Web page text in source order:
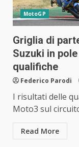
MotoGP
Griglia di
Suzuki in
qualifiche
Federico Parodi
I risultati delle
Moto3 sul
Read More